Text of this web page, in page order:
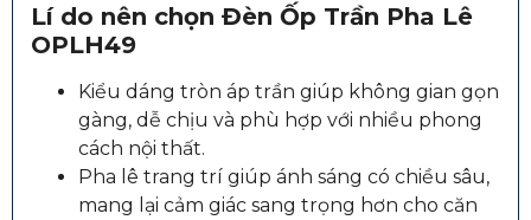
Lí do nên chọn Đèn Ốp Trần Pha Lê
OPLH49
Kiểu dáng tròn áp trần giúp không gian gọn
gàng, dễ chịu và phù hợp với nhiều phong
cách nội thất.
Pha lê trang trí giúp ánh sáng có chiều sâu,
mang lại cảm giác sang trọng hơn cho căn